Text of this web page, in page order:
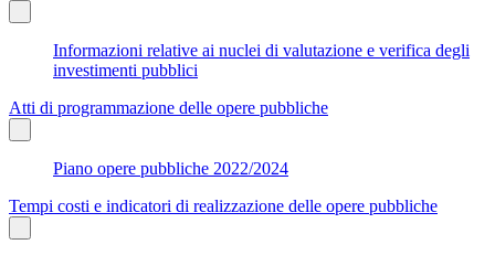
Informazioni relative ai nuclei di valutazione e verifica degli
investimenti pubblici
Atti di programmazione delle opere pubbliche
Piano opere pubbliche 2022/2024
Tempi costi e indicatori di realizzazione delle opere pubbliche